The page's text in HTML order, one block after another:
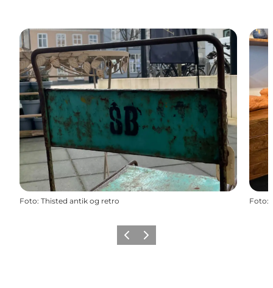
Foto: Thisted antik og retro Foto:
ForrigeNæste